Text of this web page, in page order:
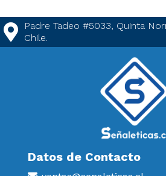
Padre Tadeo #5033, Quinta
Chile.
Datos de Contacto